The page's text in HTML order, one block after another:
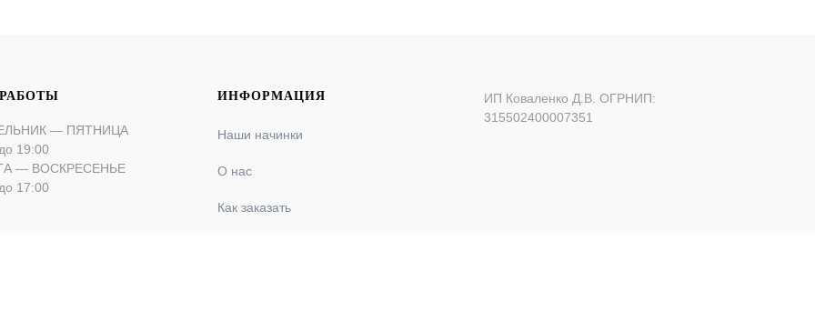
— ПЯТНИЦА
19:00
— ВОСКРЕСЕНЬЕ
17:00
ИНФОРМАЦИЯ
Наши начинки
О нас
Как заказать
ИП Коваленко Д.В. ОГРНИП:
315502400007351